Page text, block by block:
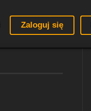
Zaloguj się